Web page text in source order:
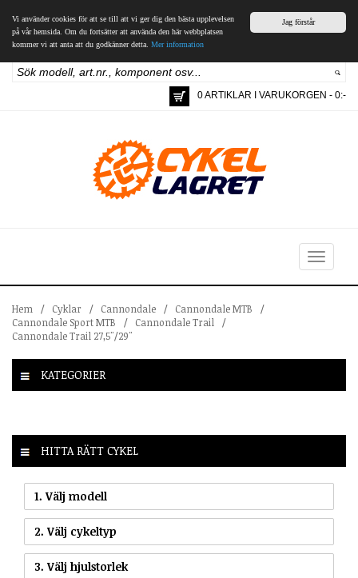
Jag förstår
Vi använder cookies för att se till att vi ger dig den bästa upplevelsen
på vår hemsida. Om du fortsätter att använda den här webbplatsen
kommer vi att anta att du godkänner detta. Mer information
0 ARTIKLAR I VARUKORGEN - 0:-
Toggle
navigation
Hem / Cyklar / Cannondale / Cannondale MTB
/
Cannondale Sport MTB
/ Cannondale Trail
/
Cannondale Trail 27,5"/29"
KATEGORIER
HITTA RÄTT CYKEL
1. Välj modell
2. Välj cykeltyp
3. Välj hjulstorlek